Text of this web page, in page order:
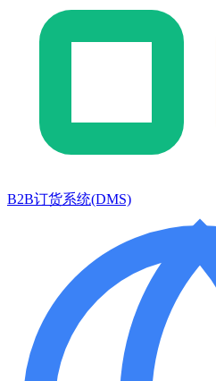
B2B订货系统(DMS)